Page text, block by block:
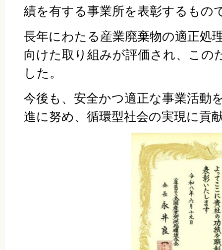
績を有する事業所を表彰するもの
長年にわたる産業廃棄物の適正処
向けた取り組みが評価され、この
した。
今後も、安全かつ適正な事業活動
進に努め、循環型社会の実現に貢